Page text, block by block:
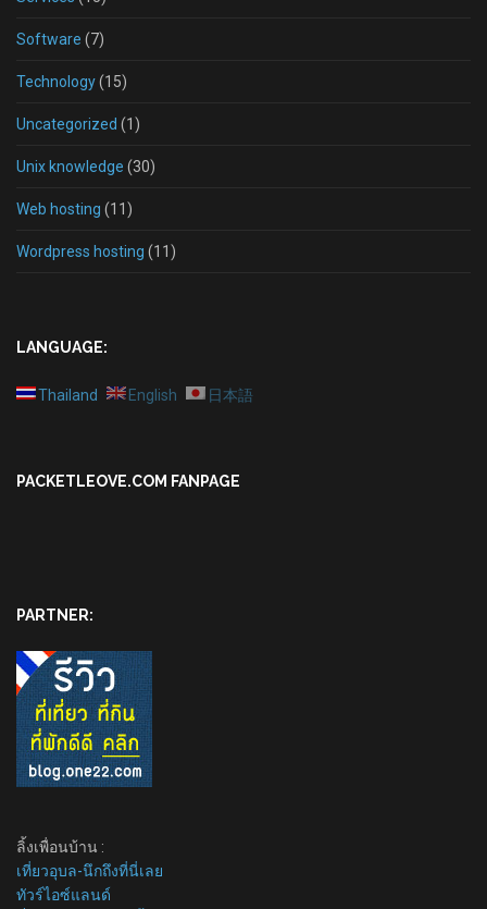
Software (7)
Technology(15)
Uncategorized (1)
Unix knowledge (30)
Web hosting (11)
Wordpress hosting (11)
LANGUAGE:
Thailand English 日本語
PACKETLEOVE.COM FANPAGE
PARTNER:
ลิ้งเพื่อนบ้าน :
เที่ยวอุบล-นึกถึงที่นี่เลย
ทัวร์ไอซ์แลนด์